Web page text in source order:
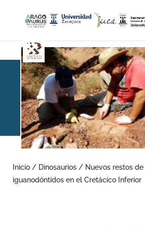
Inicio / Dinosaurios / Nuevos restos
iguanodóntidos en el Cretácico Inferior